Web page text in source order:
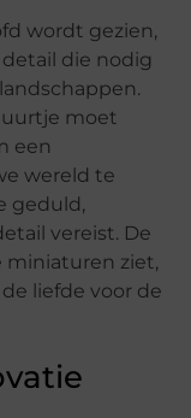
wordt gezien,
die nodig
moet
een
wereld te
geduld,
vereist. De
miniaturen ziet,
liefde voor de